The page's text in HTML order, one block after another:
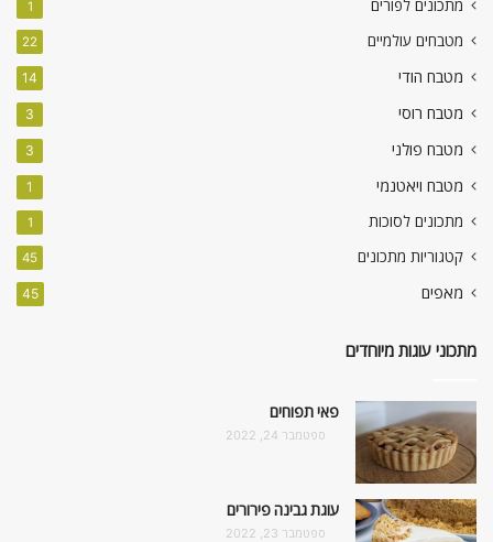
מתכונים לפורים 1
מטבחים עולמיים 22
מטבח הודי 14
מטבח רוסי 3
מטבח פולני 3
מטבח ויאטנמי 1
מתכונים לסוכות 1
קטגוריות מתכונים 45
מאפים 45
מתכוני עוגות מיוחדים
פאי תפוחים
ספטמבר 24, 2022
עוגת גבינה פירורים
ספטמבר 23, 2022